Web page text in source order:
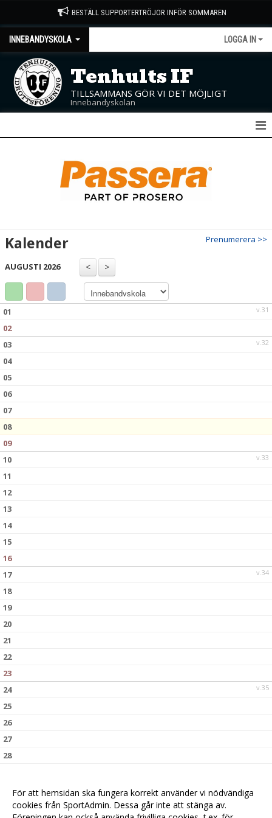
BESTÄLL SUPPORTERTRÖJOR INFÖR SOMMAREN
INNEBANDYSKOLA LOGGA IN
Tenhults IF
TILLSAMMANS GÖR VI DET MÖJLIGT
Innebandyskolan
BILDGALLERI
DOKUMENT
KONTAKT
Prenumerera >>
Kalender
AUGUSTI 2026
v.31
01
02
v.32
03
04
05
06
07
08
09
v.33
10
11
12
13
14
15
16
v.34
17
18
19
20
21
22
23
v.35
24
25
26
27
28
För att hemsidan ska fungera korrekt använder vi nödvändiga
cookies från SportAdmin. Dessa går inte att stänga av.